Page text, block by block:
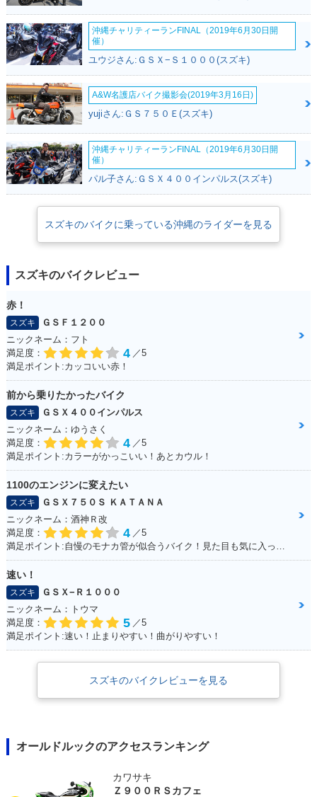
沖縄チャリティーランFINAL（2019年6月30日開
催）
ユウジさん:ＧＳＸ−Ｓ１０００(スズキ)
A&W名護店バイク撮影会(2019年3月16日)
yujiさん:ＧＳ７５０Ｅ(スズキ)
沖縄チャリティーランFINAL（2019年6月30日開
催）
パル子さん:ＧＳＸ４００インパルス(スズキ)
スズキのバイクに乗っている沖縄のライダーを見る
スズキのバイクレビュー
赤！
スズキ
ＧＳＦ１２００
ニックネーム：フト
満足度：
4 ／5
満足ポイント:カッコいい赤！
前から乗りたかったバイク
スズキ
ＧＳＸ４００インパルス
ニックネーム：ゆうさく
満足度：
4 ／5
満足ポイント:カラーがかっこいい！あとカウル！
1100のエンジンに変えたい
スズキ
ＧＳＸ７５０Ｓ ＫＡＴＡＮＡ
ニックネーム：酒神Ｒ改
満足度：
4 ／5
速い！
スズキ
ＧＳＸ−Ｒ１０００
ニックネーム：トウマ
満足度：
5 ／5
満足ポイント:速い！止まりやすい！曲がりやすい！
スズキのバイクレビューを見る
オールドルックのアクセスランキング
カワサキ
Ｚ９００ＲＳカフェ